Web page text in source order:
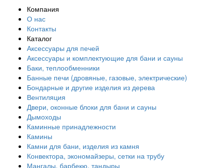
Компания
О нас
Контакты
Каталог
Аксессуары для печей
Аксессуары и комплектующие для бани и сауны
Баки, теплообменники
Банные печи (дровяные, газовые, электрические)
Бондарные и другие изделия из дерева
Вентиляция
Двери, оконные блоки для бани и сауны
Дымоходы
Каминные принадлежности
Камины
Камни для бани, изделия из камня
Конвектора, экономайзеры, сетки на трубу
Мангалы, барбекю, тандыры